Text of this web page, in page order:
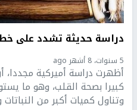
دراسة حديثة تشدد على
5 سنوات، 8 أشهر ago
أظهرت دراسة أميركية مجددا،
كبيرا بصحة القلب، وهو ما
وتناول كميات أكبر من